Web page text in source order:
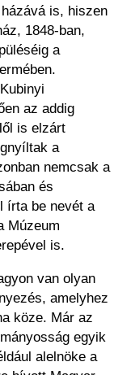
is, hiszen
1848-ban,
a
az addig
is elzárt
a
nemcsak a
és
írta be nevét a
Múzeum
is.
van olyan
amelyhez
köze. Már az
egyik
alelnöke a